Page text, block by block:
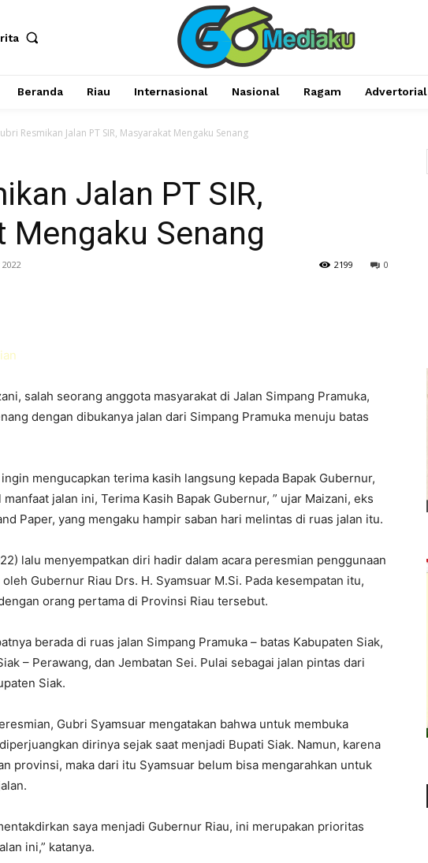
Beranda Riau Internasional Nasional Ragam Advertorial
Resmikan Jalan PT SIR, Masyarakat Mengaku Senang
Jalan PT SIR,
Mengaku Senang
0
2199
salah seorang anggota masyarakat di Jalan Simpang Pramuka,
dengan dibukanya jalan dari Simpang Pramuka menuju batas
mengucapkan terima kasih langsung kepada Bapak Gubernur,
jalan ini, Terima Kasih Bapak Gubernur, ” ujar Maizani, eks
Paper, yang mengaku hampir saban hari melintas di ruas jalan itu.
lalu menyempatkan diri hadir dalam acara peresmian penggunaan
Gubernur Riau Drs. H. Syamsuar M.Si. Pada kesempatan itu,
orang pertama di Provinsi Riau tersebut.
berada di ruas jalan Simpang Pramuka – batas Kabupaten Siak,
– Perawang, dan Jembatan Sei. Pulai sebagai jalan pintas dari
Siak.
Gubri Syamsuar mengatakan bahwa untuk membuka
dirinya sejak saat menjadi Bupati Siak. Namun, karena
provinsi, maka dari itu Syamsuar belum bisa mengarahkan untuk
saya menjadi Gubernur Riau, ini merupakan prioritas
ini,” katanya.